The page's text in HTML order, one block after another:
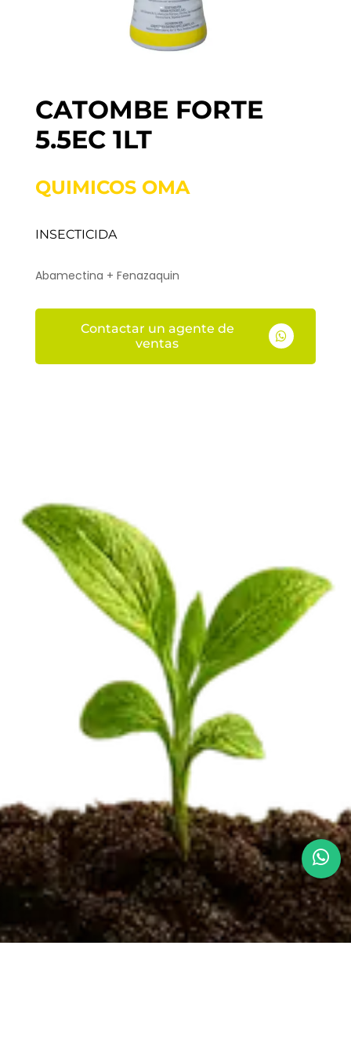
CATOMBE FORTE
5.5EC 1LT
QUIMICOS OMA
INSECTICIDA
Abamectina + Fenazaquin

Contactar un agente de
ventas